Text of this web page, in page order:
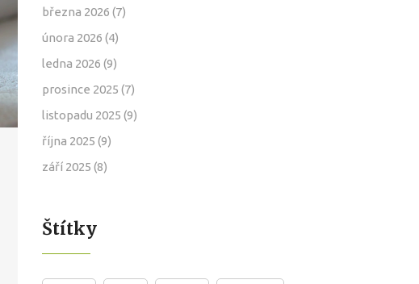
března 2026 (7)
února 2026 (4)
ledna 2026 (9)
prosince 2025 (7)
listopadu 2025 (9)
října 2025 (9)
září 2025 (8)
Štítky